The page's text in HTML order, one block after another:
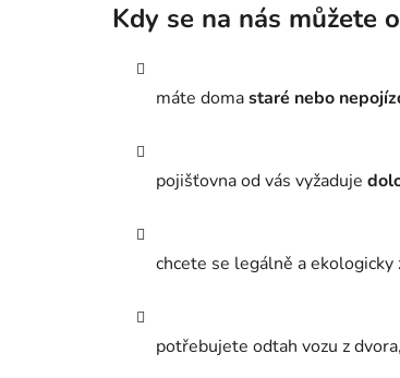
Kdy se na nás můžete
máte domastaré nebo
pojišťovna od vás vyžaduje
chcete se legálně a ekologicky
potřebujete odtah vozu z